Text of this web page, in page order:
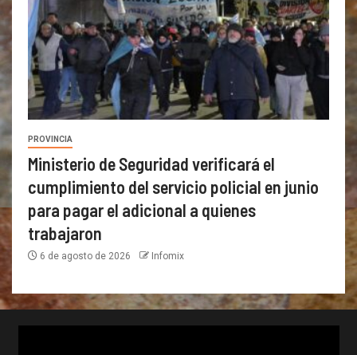
PROVINCIA
Ministerio de Seguridad verificará el
cumplimiento del servicio policial en junio
para pagar el adicional a quienes
trabajaron
6 de agosto de 2026 Infomix